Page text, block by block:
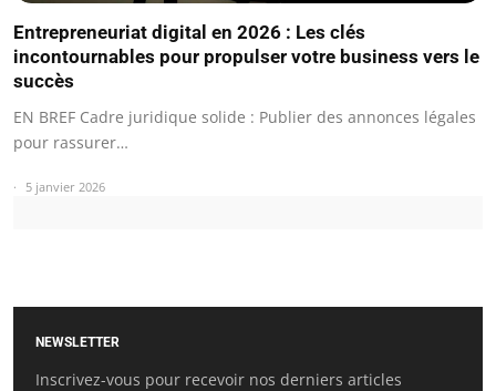
Entrepreneuriat digital en 2026 : Les clés
incontournables pour propulser votre business vers le
succès
EN BREF Cadre juridique solide : Publier des annonces légales
pour rassurer…
5 janvier 2026
NEWSLETTER
Inscrivez-vous pour recevoir nos derniers articles